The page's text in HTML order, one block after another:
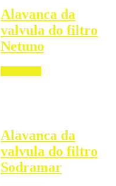
Alavanca da
valvula do filtro
Netuno
Alavanca da
valvula do filtro
Sodramar